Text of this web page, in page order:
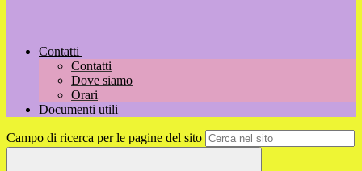
Contatti
Contatti
Dove siamo
Orari
Documenti utili
Campo di ricerca per le pagine del sito